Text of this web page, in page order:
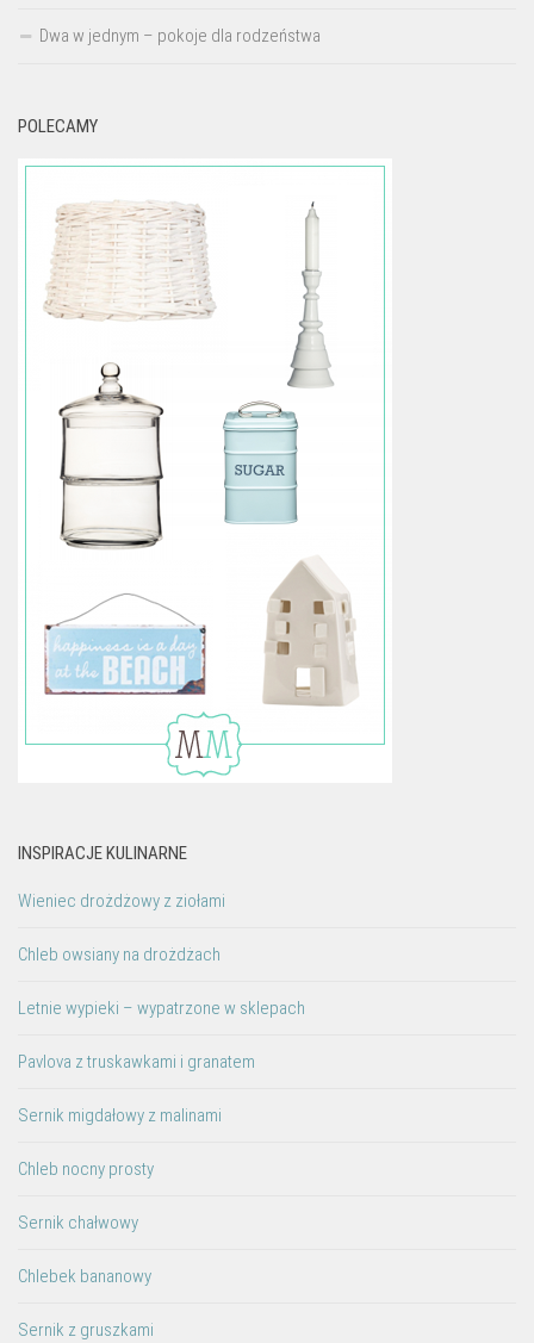
Dwa w jednym – pokoje dla rodzeństwa
POLECAMY
INSPIRACJE KULINARNE
Wieniec drożdżowy z ziołami
Chleb owsiany na drożdżach
Letnie wypieki – wypatrzone w sklepach
Pavlova z truskawkami i granatem
Sernik migdałowy z malinami
Chleb nocny prosty
Sernik chałwowy
Chlebek bananowy
Sernik z gruszkami